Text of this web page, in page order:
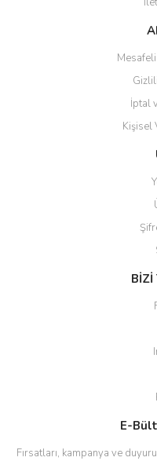
İptal
Kişisel
BİZİ
E-
Fırsatları, kampanya ve